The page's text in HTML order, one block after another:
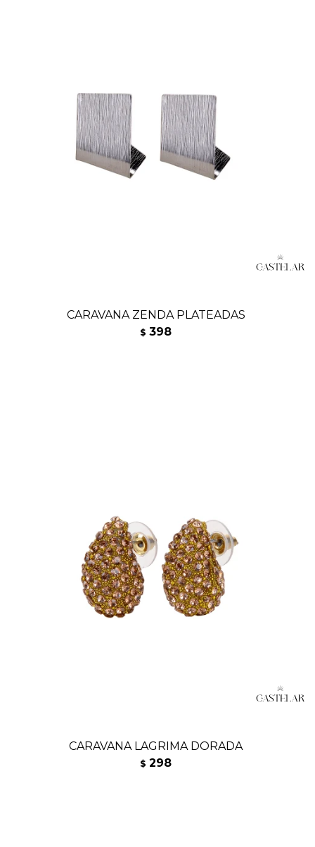
CARAVANA ZENDA PLATEADAS
$ 398
CARAVANA LAGRIMA DORADA
$ 298